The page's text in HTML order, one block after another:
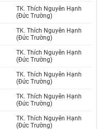
TK. Thích Nguyên Hạnh
(Đức Trường)
TK. Thích Nguyên Hạnh
(Đức Trường)
TK. Thích Nguyên Hạnh
(Đức Trường)
TK. Thích Nguyên Hạnh
(Đức Trường)
TK. Thích Nguyên Hạnh
(Đức Trường)
TK. Thích Nguyên Hạnh
(Đức Trường)